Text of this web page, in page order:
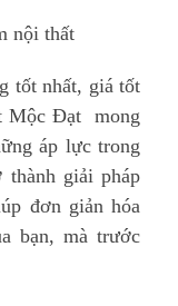
nội thất
tốt nhất, giá tốt
Mộc Đạt mong
áp lực trong
thành giải pháp
đơn giản hóa
bạn, mà trước